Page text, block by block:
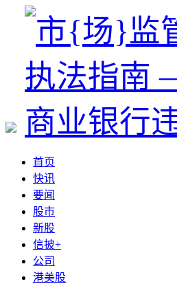
首页
快讯
要闻
股市
新股
信披+
公司
港美股